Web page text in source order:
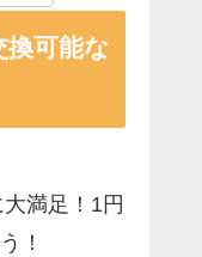
換可能な
満足！1円
！